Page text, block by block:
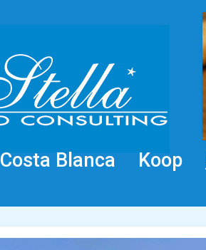
Costa Blanca Koop